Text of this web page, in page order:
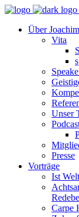
Über
Vita
Unser
Presse
Vorträge
Ist
Carpe